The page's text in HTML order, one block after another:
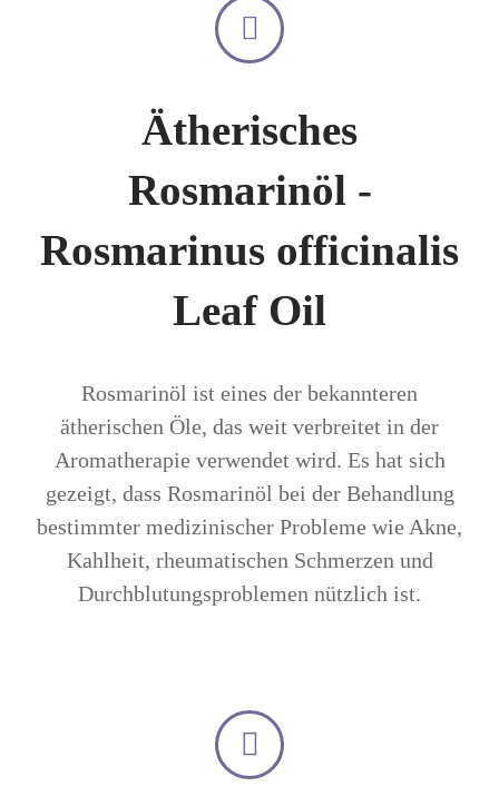
Ätherisches
Rosmarinöl -
Rosmarinus officinalis
Leaf Oil
Rosmarinöl ist eines der bekannteren
ätherischen Öle, das weit verbreitet in der
Aromatherapie verwendet wird. Es hat sich
gezeigt, dass Rosmarinöl bei der Behandlung
bestimmter medizinischer Probleme wie Akne,
Kahlheit, rheumatischen Schmerzen und
Durchblutungsproblemen nützlich ist.